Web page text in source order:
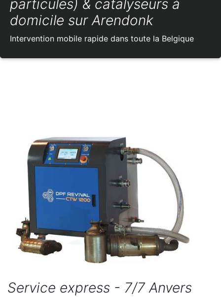
particules) & catalyseurs à
domicile sur Arendonk
Intervention mobile rapide dans toute la Belgique
Service express - 7/7 Anvers